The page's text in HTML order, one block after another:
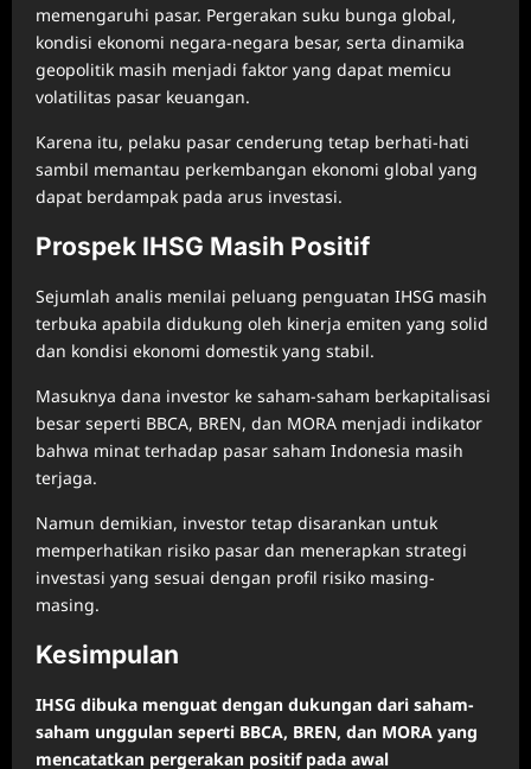
memengaruhi pasar. Pergerakan suku bunga global,
kondisi ekonomi negara-negara besar, serta dinamika
geopolitik masih menjadi faktor yang dapat memicu
volatilitas pasar keuangan.
Karena itu, pelaku pasar cenderung tetap berhati-hati
sambil memantau perkembangan ekonomi global yang
dapat berdampak pada arus investasi.
Prospek IHSG Masih Positif
Sejumlah analis menilai peluang penguatan IHSG masih
terbuka apabila didukung oleh kinerja emiten yang solid
dan kondisi ekonomi domestik yang stabil.
Masuknya dana investor ke saham-saham berkapitalisasi
besar seperti BBCA, BREN, dan MORA menjadi indikator
bahwa minat terhadap pasar saham Indonesia masih
terjaga.
Namun demikian, investor tetap disarankan untuk
memperhatikan risiko pasar dan menerapkan strategi
investasi yang sesuai dengan profil risiko masing-
masing.
Kesimpulan
IHSG dibuka menguat dengan dukungan dari saham-
saham unggulan seperti BBCA, BREN, dan MORA yang
mencatatkan pergerakan positif pada awal